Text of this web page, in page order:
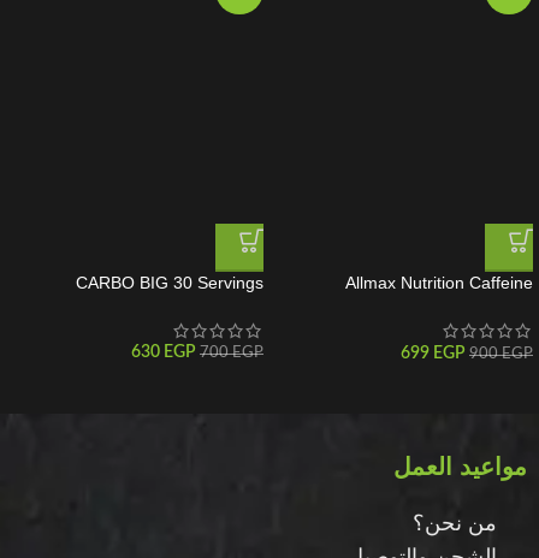
Allmax Nutrition Caffeine
900EGP
699 EGP
CARBO BIG 30 Servings
700EGP
630 EGP
مواعيد العمل
من نحن؟